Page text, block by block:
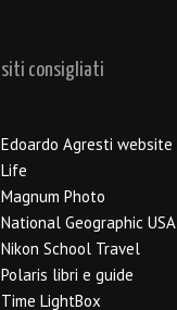
siti consigliati
Edoardo Agresti website
Life
Magnum Photo
National Geographic USA
Nikon School Travel
Polaris libri e guide
Time LightBox